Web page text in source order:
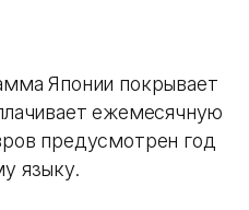
Японии покрывает
ежемесячную
предусмотрен год
языку.